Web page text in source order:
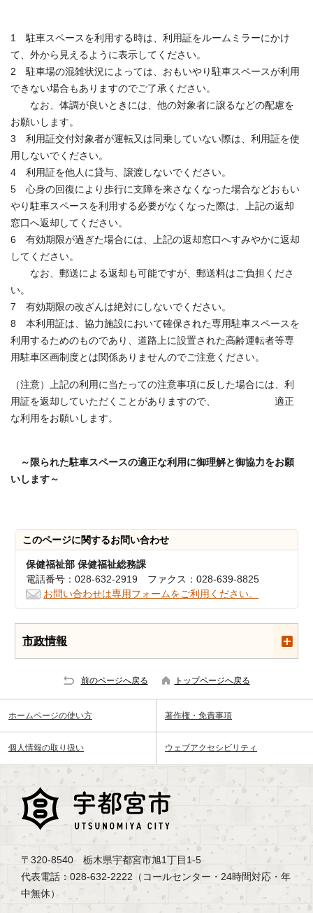
1 駐車スペースを利用する時は、利用証をルームミラーにかけ
て、外から見えるように表示してください。
2 駐車場の混雑状況によっては、おもいやり駐車スペースが利用
できない場合もありますのでご了承ください。
なお、体調が良いときには、他の対象者に譲るなどの配慮を
お願いします。
3 利用証交付対象者が運転又は同乗していない際は、利用証を使
用しないでください。
4 利用証を他人に貸与、譲渡しないでください。
5 心身の回復により歩行に支障を来さなくなった場合などおもい
やり駐車スペースを利用する必要がなくなった際は、上記の返却
窓口へ返却してください。
6 有効期限が過ぎた場合には、上記の返却窓口へすみやかに返却
してください。
なお、郵送による返却も可能ですが、郵送料はご負担くださ
い。
7 有効期限の改ざんは絶対にしないでください。
8 本利用証は、協力施設において確保された専用駐車スペースを
利用するためのものであり、道路上に設置された高齢運転者等専
用駐車区画制度とは関係ありませんのでご注意ください。
（注意）上記の利用に当たっての注意事項に反した場合には、利
用証を返却していただくことがありますので、 適正
な利用をお願いします。
～限られた駐車スペースの適正な利用に御理解と御協力をお願
いします～
このページに関するお問い合わせ
保健福祉部 保健福祉総務課
電話番号：028-632-2919 ファクス：028-639-8825
お問い合わせは専用フォームをご利用ください。
市政情報
前のページへ戻る トップページへ戻る
ホームページの使い方 著作権・免責事項
個人情報の取り扱い ウェブアクセシビリティ
〒320-8540 栃木県宇都宮市旭1丁目1-5
代表電話：028-632-2222（コールセンター・24時間対応・年
中無休）